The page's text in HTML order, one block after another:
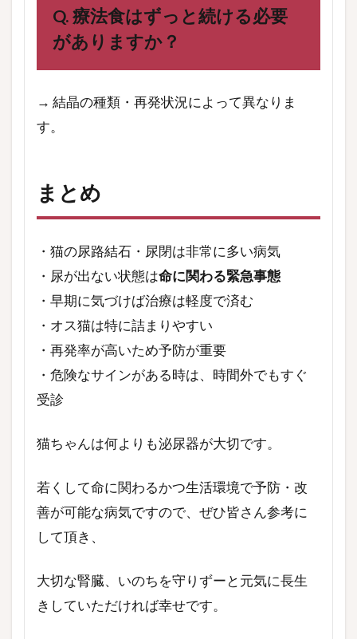
Q. 療法食はずっと続ける必要
がありますか？
→ 結晶の種類・再発状況によって異なりま
す。
まとめ
・猫の尿路結石・尿閉は非常に多い病気
・尿が出ない状態は命に関わる緊急事態
・早期に気づけば治療は軽度で済む
・オス猫は特に詰まりやすい
・再発率が高いため予防が重要
・危険なサインがある時は、時間外でもすぐ
受診
猫ちゃんは何よりも泌尿器が大切です。
若くして命に関わるかつ生活環境で予防・改
善が可能な病気ですので、ぜひ皆さん参考に
して頂き、
大切な腎臓、いのちを守りずーと元気に長生
きしていただければ幸せです。